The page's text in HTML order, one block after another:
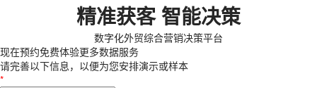
精准获客 智能决策
数字化外贸综合营销决策平台
现在预约免费体验更多数据服务
请完善以下信息，以便为您安排演示或样本
*